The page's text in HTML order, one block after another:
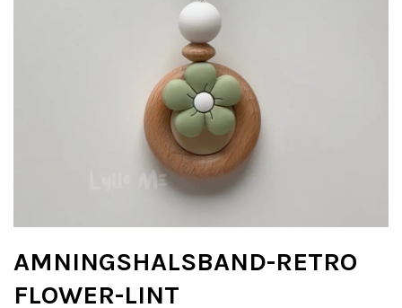
AMNINGSHALSBAND-RETRO
FLOWER-LINT